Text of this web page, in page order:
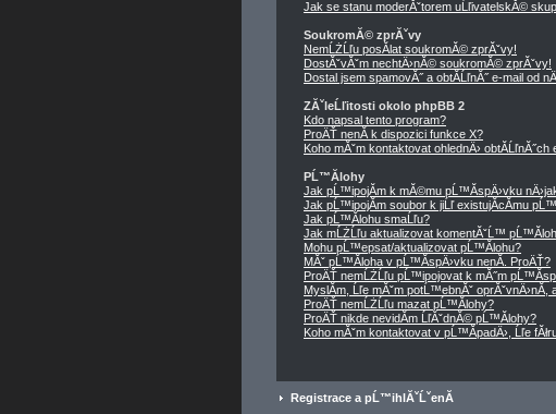
Jak se stanu moderĂˇtorem uĹľivatelskĂ©
SoukromĂ© zprĂˇvy
NemĹŻĹľu posĂ­lat soukromĂ© zprĂˇvy!
DostĂˇvĂˇm nechtÄ›nĂ© soukromĂ© zprĂˇvy!
Dostal jsem spamovĂ˝ a obtĂ­ĹľnĂ˝ e-mail od
ZĂˇleĹľitosti okolo phpBB 2
Kdo napsal tento program?
ProÄŤ nenĂ­ k dispozici funkce X?
Koho mĂˇm kontaktovat ohlednÄ›
PĹ™Ă­lohy
Jak pĹ™ipojĂ­m k mĂ©mu pĹ™Ă­spÄ›vku
Jak pĹ™ipojĂ­m soubor k jiĹľ existujĂ­cĂ­mu
Jak pĹ™Ă­lohu smaĹľu?
Jak mĹŻĹľu aktualizovat komentĂˇĹ™
Mohu pĹ™epsat/aktualizovat pĹ™Ă­lohu?
MĂˇ pĹ™Ă­loha v pĹ™Ă­spÄ›vku nenĂ­. ProÄŤ?
ProÄŤ nemĹŻĹľu pĹ™ipojovat k mĂ˝m
MyslĂ­m, Ĺľe mĂˇm potĹ™ebnĂˇ
ProÄŤ nemĹŻĹľu mazat pĹ™Ă­lohy?
ProÄŤ nikde nevidĂ­m ĹľĂˇdnĂ© pĹ™Ă­lohy?
Koho mĂˇm kontaktovat v pĹ™Ă­padÄ›, Ĺľe
Registrace a pĹ™ihlĂˇĹˇenĂ­